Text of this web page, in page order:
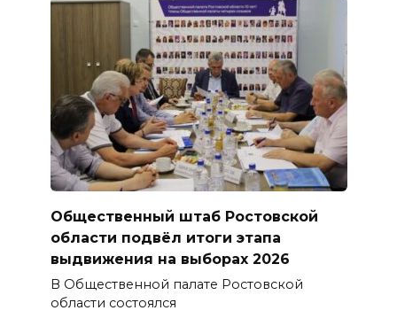
Общественный штаб Ростовской
области подвёл итоги этапа
выдвижения на выборах 2026
В Общественной палате Ростовской
области состоялся